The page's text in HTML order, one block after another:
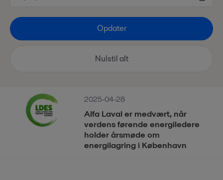
2025-04-28
Alfa Laval er medvært, når
verdens førende energiledere
holder årsmøde om
energilagring i København
Opdater
Nulstil alt